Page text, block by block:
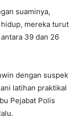
suaminya,
mereka turut
39 dan 26
dengan suspek
latihan praktikal
Pejabat Polis